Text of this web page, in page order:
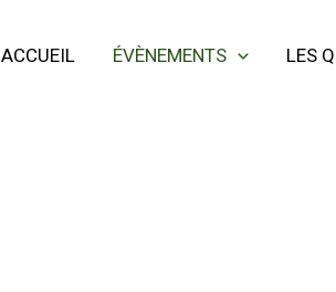
ACCUEIL ÉVÈNEMENTS LES